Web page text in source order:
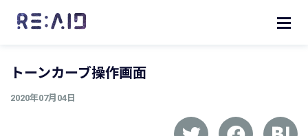
トーンカーブ操作画面
2020年07月04日